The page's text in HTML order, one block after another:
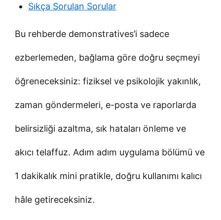
Sıkça Sorulan Sorular
Bu rehberde demonstratives’i sadece
ezberlemeden, bağlama göre doğru seçmeyi
öğreneceksiniz: fiziksel ve psikolojik yakınlık,
zaman göndermeleri, e-posta ve raporlarda
belirsizliği azaltma, sık hataları önleme ve
akıcı telaffuz. Adım adım uygulama bölümü ve
1 dakikalık mini pratikle, doğru kullanımı kalıcı
hâle getireceksiniz.